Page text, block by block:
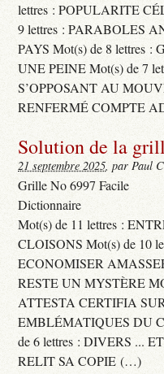
lettres : POPULARITE
9 lettres : PARABOLES
PAYS Mot(s) de 8 lettres
UNE PEINE Mot(s) de 7
S’OPPOSANT AU
RENFERMÉ COMPTE
Solution de la
21 septembre 2025, par Paul
Grille No 6997 Facile
Dictionnaire
Mot(s) de 11 lettres :
CLOISONS Mot(s) de 10
ECONOMISER
RESTE UN MYSTÈRE
ATTESTA CERTIFIA
EMBLÉMATIQUES DU
de 6 lettres : DIVERS ...
RELIT SA COPIE (…)